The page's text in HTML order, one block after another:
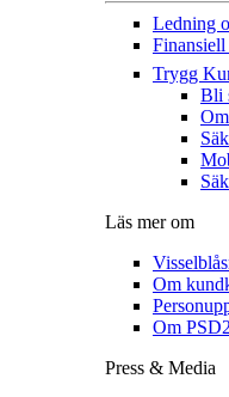
Ledning
Trygg
Bli
Läs mer om
Om
Om PSD2
Press & Media